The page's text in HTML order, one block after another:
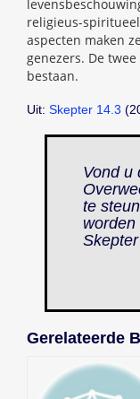
religieus-
aspecten maken
genezers. De
bestaan.
Uit: Skepter 14.3
Vond u
te
Skepter
Gerelateerde